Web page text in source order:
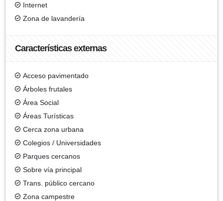
Internet
Zona de lavandería
Características externas
Acceso pavimentado
Árboles frutales
Área Social
Áreas Turísticas
Cerca zona urbana
Colegios / Universidades
Parques cercanos
Sobre vía principal
Trans. público cercano
Zona campestre